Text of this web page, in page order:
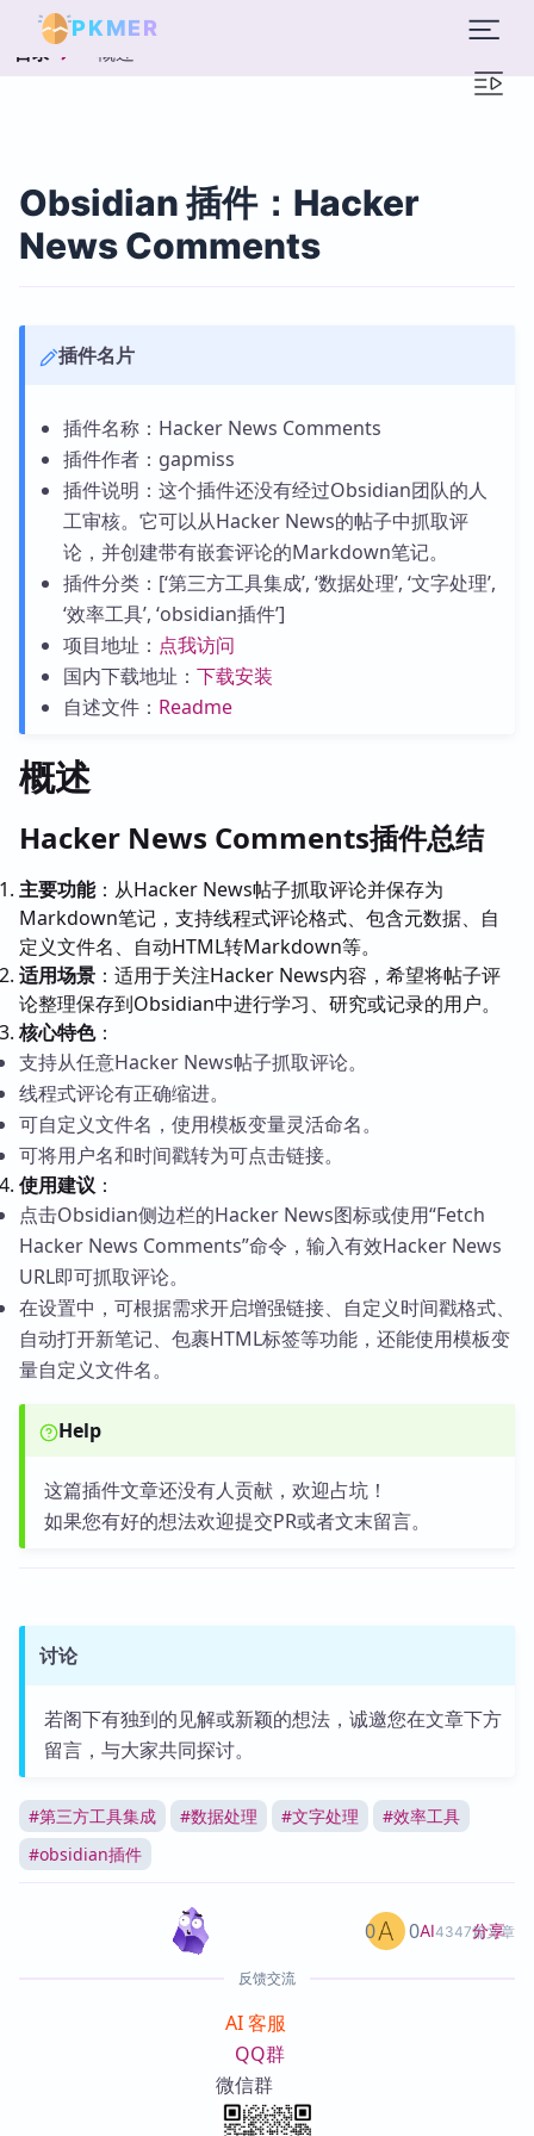
PKMER
目录 概述
Obsidian 插件：Hacker
News Comments
插件名片
插件名称：Hacker News Comments
插件作者：gapmiss
插件说明：这个插件还没有经过Obsidian团队的人
工审核。它可以从Hacker News的帖子中抓取评
论，并创建带有嵌套评论的Markdown笔记。
插件分类：[‘第三方工具集成’, ‘数据处理’, ‘文字处理’,
‘效率工具’, ‘obsidian插件’]
项目地址： 点我访问
国内下载地址： 下载安装
自述文件： Readme
概述
Hacker News Comments插件总结
主要功能：从Hacker News帖子抓取评论并保存为
Markdown笔记，支持线程式评论格式、包含元数据、自
定义文件名、自动HTML转Markdown等。
适用场景 ：适用于关注Hacker News内容，希望将帖子评
论整理保存到Obsidian中进行学习、研究或记录的用户。
核心特色：
支持从任意Hacker News帖子抓取评论。
线程式评论有正确缩进。
可自定义文件名，使用模板变量灵活命名。
可将用户名和时间戳转为可点击链接。
使用建议 ：
点击Obsidian侧边栏的Hacker News图标或使用“Fetch
Hacker News Comments”命令，输入有效Hacker News
URL即可抓取评论。
在设置中，可根据需求开启增强链接、自定义时间戳格式、
自动打开新笔记、包裹HTML标签等功能，还能使用模板变
量自定义文件名。
Help
这篇插件文章还没有人贡献，欢迎占坑！
如果您有好的想法欢迎提交PR或者文末留言。
讨论
若阁下有独到的见解或新颖的想法，诚邀您在文章下方
留言，与大家共同探讨。
#第三方工具集成 #数据处理 #文字处理 #效率工具
#obsidian插件
AI4347篇文章
0 0 分享
反馈交流
AI 客服
QQ群
微信群